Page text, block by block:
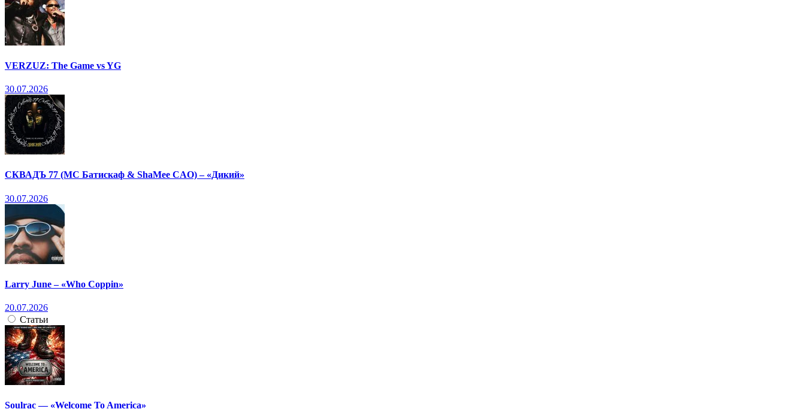
VERZUZ: The Game vs YG
30.07.2026
СКВАДЪ 77 (МС Батискаф & ShaMee CAO) – «Дикий»
30.07.2026
Larry June – «Who Coppin»
20.07.2026
Статьи
Soulrac — «Welcome To America»